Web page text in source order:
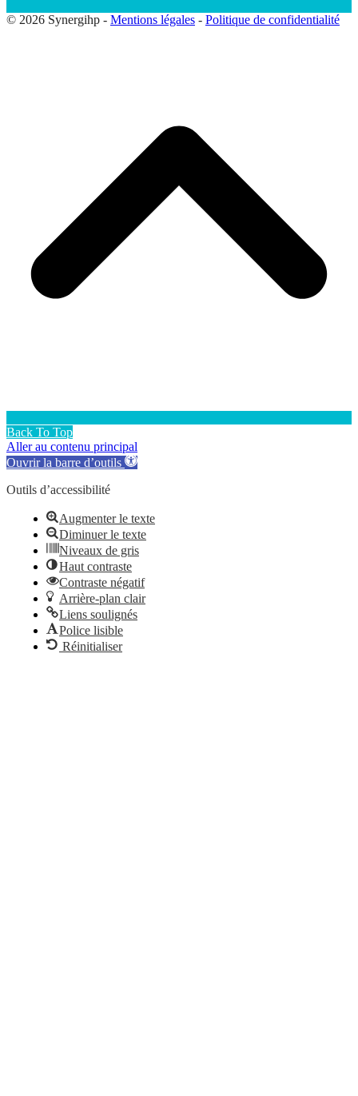
© 2026 Synergihp - Mentions légales - Politique de confidentialité
Back To Top
Aller au contenu principal
Ouvrir la barre d’outils
Outils d’accessibilité
Augmenter le texte
Diminuer le texte
Niveaux de gris
Haut contraste
Contraste négatif
Arrière-plan clair
Liens soulignés
Police lisible
Réinitialiser